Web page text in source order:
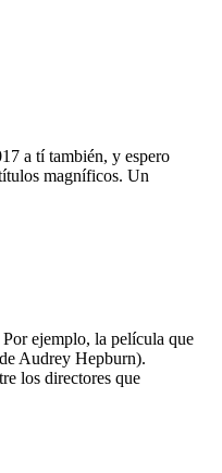
a tí también, y espero
magníficos. Un
ejemplo, la película que
Audrey Hepburn).
los directores que